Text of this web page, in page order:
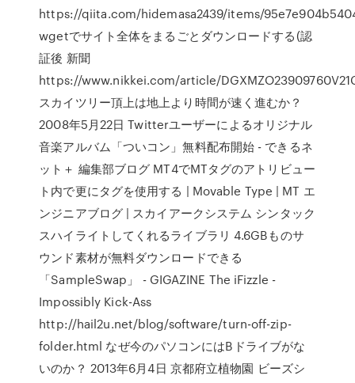
https://qiita.com/hidemasa2439/items/
wgetでサイト全体をまるごとダウンロードする(認
証後 新聞
https://www.nikkei.com/article/
スカイツリー頂上は地上より時間が速く進むか？
2008年5月22日 Twitterユーザーによるオリジナル
音楽アルバム「ついコン」無料配布開始 - できるネ
ット＋ 編集部ブログ MT4でMTタグのアトリビュー
ト内で更にタグを使用する | Movable Type | MT エ
ンジニアブログ | スカイアークシステム シンタック
スハイライトしてくれるライブラリ 4.6GBものサ
ウンド素材が無料ダウンロードできる
「SampleSwap」 - GIGAZINE The iFizzle -
Impossibly Kick-Ass
http://hail2u.net/blog/software/turn-off-zip-
folder.html なぜ今のパソコンにはBドライブがな
いのか？ 2013年6月4日 京都府立植物園 ビーズシ